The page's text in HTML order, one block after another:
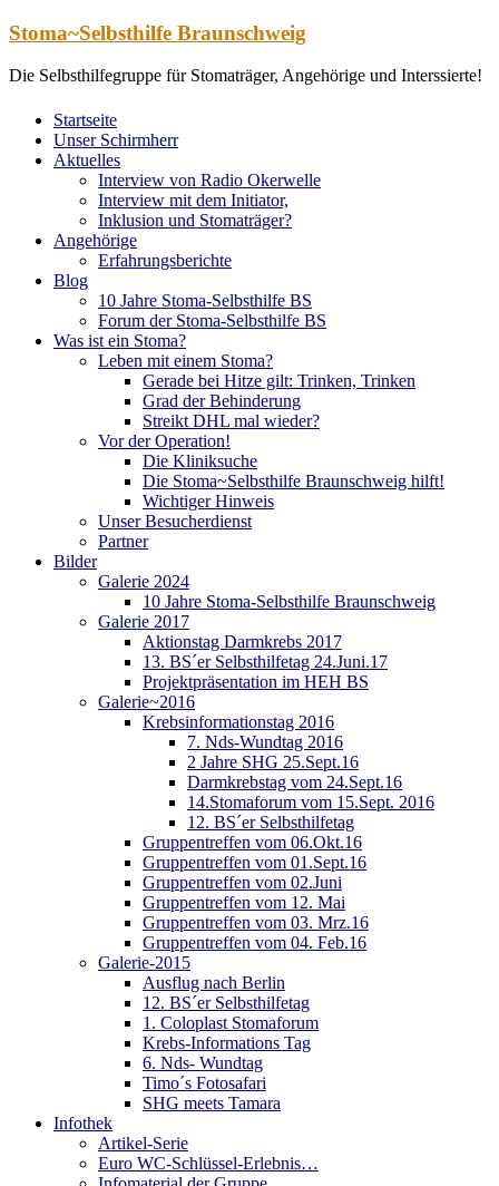
Zum
springen
Stoma~Selbsthilfe Braunschweig
Die Selbsthilfegruppe für Stomaträger, Angehörige und Interssierte!
Startseite
Unser Schirmherr
Aktuelles
Interview von Radio Okerwelle
Interview mit dem Initiator,
Inklusion und Stomaträger?
Angehörige
Erfahrungsberichte
Blog
10 Jahre Stoma-Selbsthilfe BS
Forum der Stoma-Selbsthilfe BS
Was ist ein Stoma?
Leben mit einem Stoma?
Gerade bei Hitze gilt: Trinken, Trinken
Grad der Behinderung
Streikt DHL mal wieder?
Vor der Operation!
Die Kliniksuche
Die Stoma~Selbsthilfe Braunschweig hilft!
Wichtiger Hinweis
Unser Besucherdienst
Partner
Bilder
Galerie 2024
10 Jahre Stoma-Selbsthilfe Braunschweig
Galerie 2017
Aktionstag Darmkrebs 2017
13. BS´er Selbsthilfetag 24.Juni.17
Projektpräsentation im HEH BS
Galerie~2016
Krebsinformationstag 2016
7. Nds-Wundtag 2016
2 Jahre SHG 25.Sept.16
Darmkrebstag vom 24.Sept.16
14.Stomaforum vom 15.Sept. 2016
12. BS´er Selbsthilfetag
Gruppentreffen vom 06.Okt.16
Gruppentreffen vom 01.Sept.16
Gruppentreffen vom 02.Juni
Gruppentreffen vom 12. Mai
Gruppentreffen vom 03. Mrz.16
Gruppentreffen vom 04. Feb.16
Galerie-2015
Ausflug nach Berlin
12. BS´er Selbsthilfetag
1. Coloplast Stomaforum
Krebs-Informations Tag
6. Nds- Wundtag
Timo´s Fotosafari
SHG meets Tamara
Infothek
Artikel-Serie
Euro WC-Schlüssel-Erlebnis…